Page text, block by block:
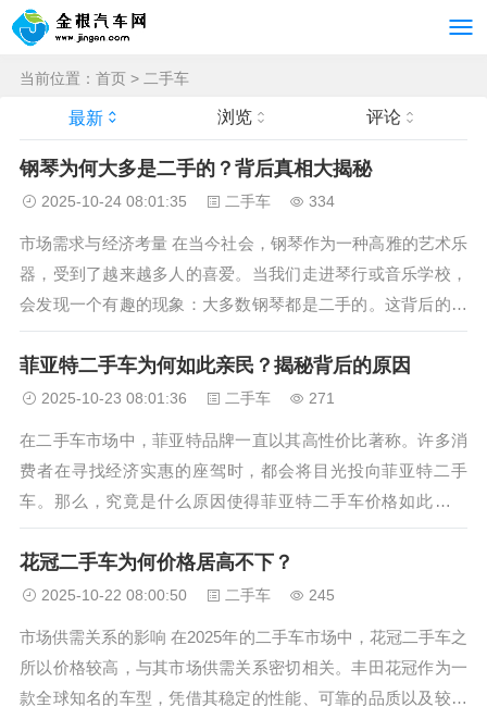
当前位置： 首页 > 二手车
最新 浏览 评论
钢琴为何大多是二手的？背后真相大揭秘
2025-10-24 08:01:35 二手车 334
市场需求与经济考量 在当今社会，钢琴作为一种高雅的艺术乐
器，受到了越来越多人的喜爱。当我们走进琴行或音乐学校，
会发现一个有趣的现象：大多数钢琴都是二手的。这背后的原
因究竟是什么呢？从市场需求的角度来看，钢琴的需求量虽然
庞大，但真正愿意投入大量资金购买全新钢琴的人并不多。全
新钢琴的价格通常较高，对...
菲亚特二手车为何如此亲民？揭秘背后的原因
2025-10-23 08:01:36 二手车 271
在二手车市场中，菲亚特品牌一直以其高性价比著称。许多消
费者在寻找经济实惠的座驾时，都会将目光投向菲亚特二手
车。那么，究竟是什么原因使得菲亚特二手车价格如此便宜
呢？本文将从多个角度为您深入剖析。 一、品牌历史与市场定
位 菲亚特作为一家拥有百年历史的汽车制造商，其品牌历史悠
久，积累了丰富的造车经验...
花冠二手车为何价格居高不下？
2025-10-22 08:00:50 二手车 245
市场供需关系的影响 在2025年的二手车市场中，花冠二手车之
所以价格较高，与其市场供需关系密切相关。丰田花冠作为一
款全球知名的车型，凭借其稳定的性能、可靠的品质以及较低